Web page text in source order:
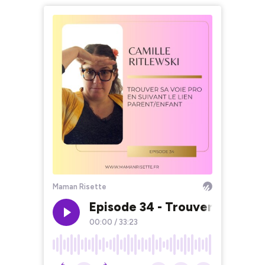
Maman Risette
Episode 34 - Trouver sa
00:00 / 33:23